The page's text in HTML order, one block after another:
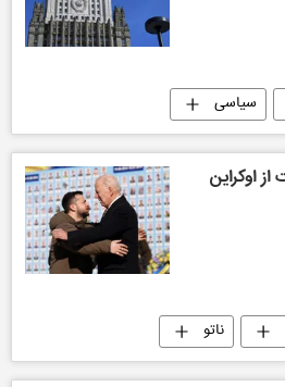
سیاسی
اوکراین
ناتو
جهان